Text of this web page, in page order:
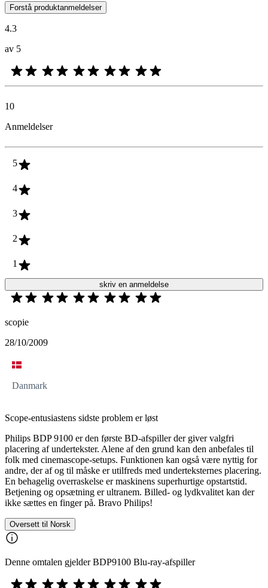
Kundenes meninger i form av produkt- og stjernevurdering er
Forstå produktanmeldelser
4.3
av 5
10
Anmeldelser
5
4
3
2
1
skriv en anmeldelse
scopie
28/10/2009
Danmark
Scope-entusiastens sidste problem er løst
Philips BDP 9100 er den første BD-afspiller der giver valgfri
placering af undertekster. Alene af den grund kan den anbefales til
folk med cinemascope-setups. Funktionen kan også være nyttig for
andre, der af og til måske er utilfreds med underteksternes placering.
En behagelig overraskelse er maskinens superhurtige opstartstid.
Betjening og opsætning er ultranem. Billed- og lydkvalitet kan der
ikke sættes en finger på. Bravo Philips!
Oversett til Norsk
Denne omtalen gjelder BDP9100 Blu-ray-afspiller